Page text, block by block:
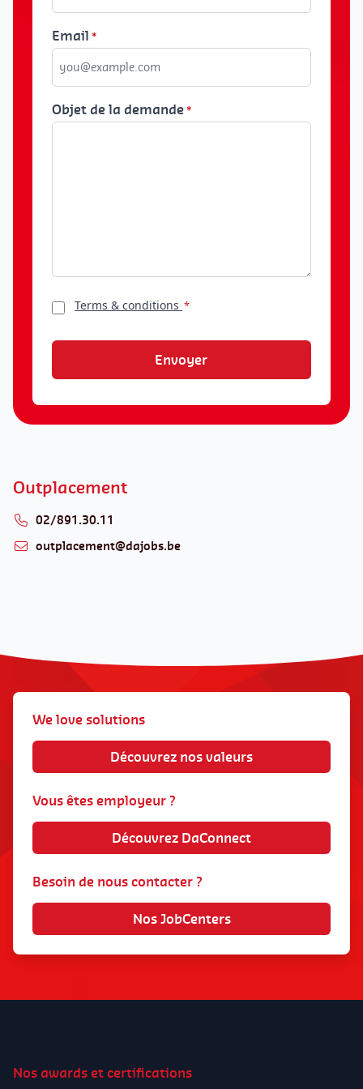
Email *
Objet de la demande *
RGPDTerms & conditions *
Outplacement
02/891.30.11
outplacement@dajobs.be
We love solutions
Découvrez nos valeurs
Vous êtes employeur ?
Découvrez DaConnect
Besoin de nous contacter ?
Nos JobCenters
Nos awards et certifications